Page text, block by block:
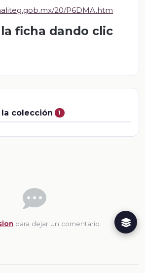
20/P6DMA.htm
ficha dando clic
la colección 1
para dejar un comentario.